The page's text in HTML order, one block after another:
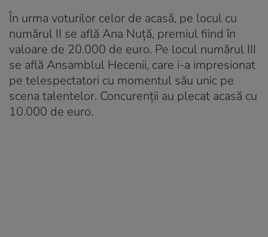
În urma voturilor celor de acasă, pe locul cu
numărul II se află Ana Nuță, premiul fiind în
valoare de 20.000 de euro. Pe locul numărul III
se află Ansamblul Hecenii, care i-a impresionat
pe telespectatori cu momentul său unic pe
scena talentelor. Concurenții au plecat acasă cu
10.000 de euro.